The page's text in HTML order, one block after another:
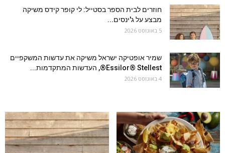
חוזרים לבית הספר בסטייל: לי קופר קידס משיקה
מבצע על ג'ינסים...
5 באוגוסט 2026
שמיר אופטיקה ישראל משיקה את עדשות המשקפיים
Essilor® Stellest®, העדשות המתקדמות...
4 באוגוסט 2026